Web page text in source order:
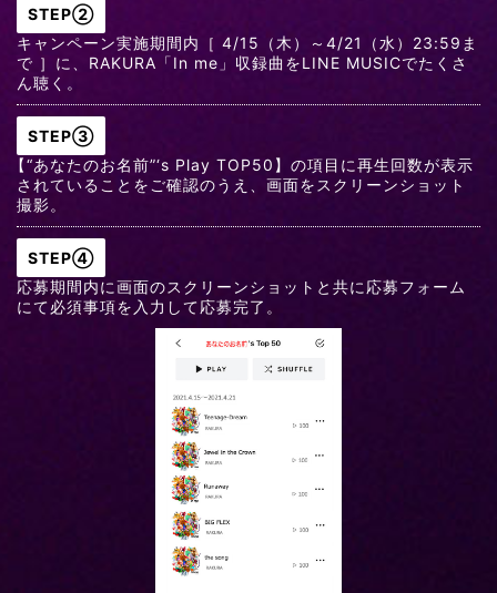
STEP②
キャンペーン実施期間内［ 4/15（木）～4/21（水）23:59ま
で ］に、RAKURA「In me」収録曲をLINE MUSICでたくさ
ん聴く。
STEP③
【“あなたのお名前”‘s Play TOP50】の項目に再生回数が表示
されていることをご確認のうえ、画面をスクリーンショット
撮影。
STEP④
応募期間内に画面のスクリーンショットと共に応募フォーム
にて必須事項を入力して応募完了。